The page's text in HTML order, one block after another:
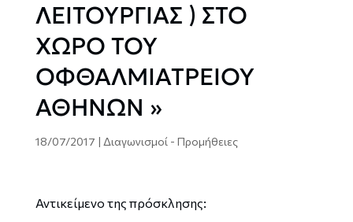
ΛΕΙΤΟΥΡΓΙΑΣ ) ΣΤΟ
ΧΩΡΟ ΤΟΥ
ΟΦΘΑΛΜΙΑΤΡΕΙΟΥ
ΑΘΗΝΩΝ »
18/07/2017 | Διαγωνισμοί - Προμήθειες
Αντικείμενο της πρόσκλησης: